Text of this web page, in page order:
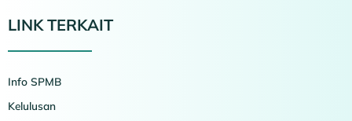
LINK TERKAIT
Info SPMB
Kelulusan